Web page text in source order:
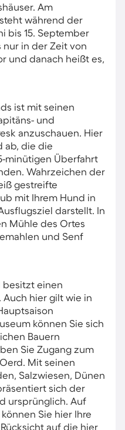
Am
während der
bis 15. September
in der Zeit von
und danach heißt es,
ist mit seinen
und
anzuschauen. Hier
ab, die die
minütigen Überfahrt
Wahrzeichen der
gestreifte
mit Ihrem Hund in
darstellt. In
Mühle des Ortes
und Senf
besitzt einen
hier gilt wie in
können Sie sich
Bauern
Sie Zugang zum
Mit seinen
Salzwiesen, Dünen
sich der
ursprünglich. Auf
Sie hier Ihre
auf die hier